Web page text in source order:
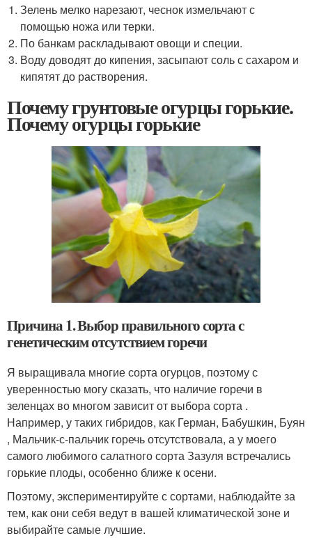
Зелень мелко нарезают, чеснок измельчают с
помощью ножа или терки.
По банкам раскладывают овощи и специи.
Воду доводят до кипения, засыпают соль с сахаром и
кипятят до растворения.
Почему грунтовые огурцы горькие.
Почему огурцы горькие
Причина 1. Выбор правильного сорта с
генетическим отсутствием горечи
Я выращивала многие сорта огурцов, поэтому с
уверенностью могу сказать, что наличие горечи в
зеленцах во многом зависит от выбора сорта .
Например, у таких гибридов, как Герман, Бабушкин, Буян
, Мальчик-с-пальчик горечь отсутствовала, а у моего
самого любимого салатного сорта Зазуля встречались
горькие плоды, особенно ближе к осени.
Поэтому, экспериментируйте с сортами, наблюдайте за
тем, как они себя ведут в вашей климатической зоне и
выбирайте самые лучшие.